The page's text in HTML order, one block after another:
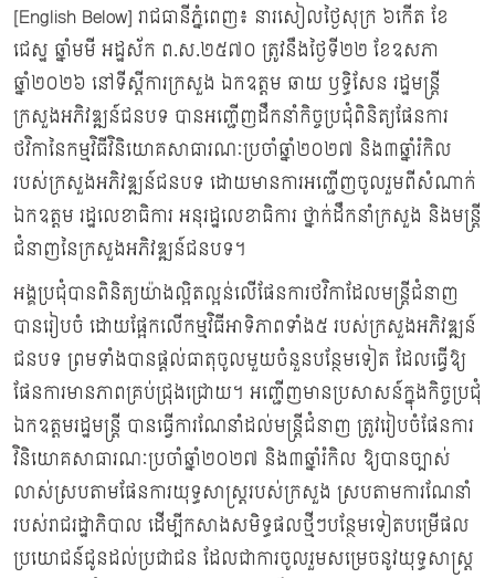
[English Below] រាជធានីភ្នំពេញ៖ នារសៀលថ្ងៃសុក្រ ៦កើត ខែ
ជេស្ឋ ឆ្នាំមមី អដ្ឋស័ក ព.ស.២៥៧០ ត្រូវនឹងថ្ងៃទី២២ ខែឧសភា
ឆ្នាំ២០២៦ នៅទីស្ដីការក្រសួង ឯកឧត្ដម ឆាយ ឫទ្ធិសែន រដ្ឋមន្ត្រី
ក្រសួងអភិវឌ្ឍន៍ជនបទ បានអញ្ជើញដឹកនាំកិច្ចប្រជុំពិនិត្យផែនការ
ថវិកានៃកម្មវិធីវិនិយោគសាធារណៈប្រចាំឆ្នាំ២០២៧ និង៣ឆ្នាំរំកិល
របស់ក្រសួងអភិវឌ្ឍន៍ជនបទ ដោយមានការអញ្ជើញចូលរួមពីសំណាក់
ឯកឧត្ដម រដ្ឋលេខាធិការ អនុរដ្ឋលេខាធិការ ថ្នាក់ដឹកនាំក្រសួង និងមន្រ្ដី
ជំនាញនៃក្រសួងអភិវឌ្ឍន៍ជនបទ។
អង្គប្រជុំបានពិនិត្យយ៉ាងល្អិតល្អន់លើផែនការថវិកាដែលមន្ដ្រីជំនាញ
បានរៀបចំ ដោយផែ្អកលើកម្មវិធីអាទិភាពទាំង៥ របស់ក្រសួងអភិវឌ្ឍន៍
ជនបទ ព្រមទាំងបានផ្ដល់ធាតុចូលមួយចំនួនបន្ថែមទៀត ដែលធ្វើឱ្យ
ផែនការមានភាពគ្រប់ជ្រុងជ្រោយ។ អញ្ជើញមានប្រសាសន៍ក្នុងកិច្ចប្រជុំ
ឯកឧត្តមរដ្ឋមន្ដ្រី បានធ្វើការណែនាំដល់មន្ដ្រីជំនាញ ត្រូវរៀបចំផែនការ
វិនិយោគសាធារណៈប្រចាំឆ្នាំ២០២៧ និង៣ឆ្នាំរំកិល ឱ្យបានច្បាស់
លាស់ស្របតាមផែនការយុទ្ធសាស្ដ្ររបស់ក្រសួង ស្របតាមការណែនាំ
របស់រាជរដ្ឋាភិបាល ដើម្បីកសាងសមិទ្ធផលថ្មីៗបន្ថែមទៀតបម្រើផល
ប្រយោជន៍ជូនដល់ប្រជាជន ដែលជាការចូលរួមសម្រេចនូវយុទ្ធសាស្ដ្រ